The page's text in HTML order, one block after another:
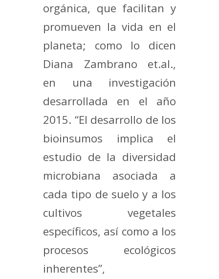
orgánica, que facilitan y
promueven la vida en el
planeta; como lo dicen
Diana Zambrano et.al.,
en una investigación
desarrollada en el año
2015. “El desarrollo de los
bioinsumos implica el
estudio de la diversidad
microbiana asociada a
cada tipo de suelo y a los
cultivos vegetales
específicos, así como a los
procesos ecológicos
inherentes”,